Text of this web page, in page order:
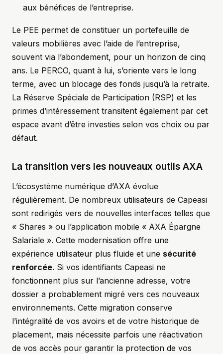
aux bénéfices de l’entreprise.
Le PEE permet de constituer un portefeuille de
valeurs mobilières avec l’aide de l’entreprise,
souvent via l’abondement, pour un horizon de cinq
ans. Le PERCO, quant à lui, s’oriente vers le long
terme, avec un blocage des fonds jusqu’à la retraite.
La Réserve Spéciale de Participation (RSP) et les
primes d’intéressement transitent également par cet
espace avant d’être investies selon vos choix ou par
défaut.
La transition vers les nouveaux outils AXA
L’écosystème numérique d’AXA évolue
régulièrement. De nombreux utilisateurs de Capeasi
sont redirigés vers de nouvelles interfaces telles que
« Shares » ou l’application mobile « AXA Épargne
Salariale ». Cette modernisation offre une
expérience utilisateur plus fluide et une sécurité
renforcée. Si vos identifiants Capeasi ne
fonctionnent plus sur l’ancienne adresse, votre
dossier a probablement migré vers ces nouveaux
environnements. Cette migration conserve
l’intégralité de vos avoirs et de votre historique de
placement, mais nécessite parfois une réactivation
de vos accès pour garantir la protection de vos